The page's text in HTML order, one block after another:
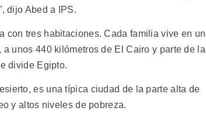
dijo Abed a IPS.
con tres habitaciones. Cada familia vive en
unos 440 kilómetros de El Cairo y parte de la
divide Egipto.
es una típica ciudad de la parte alta de
y altos niveles de pobreza.